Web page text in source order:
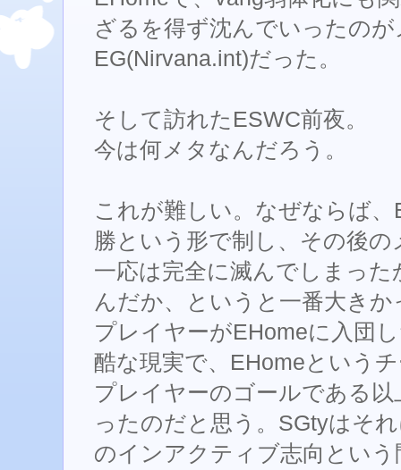
ざるを得ず沈んでいったの
EG(Nirvana.int)だった。
そして訪れたESWC前夜。
今は何メタなんだろう。
これが難しい。なぜならば
勝という形で制し、その後
一応は完全に滅んでしまっ
んだか、というと一番大き
プレイヤーがEHomeに入団
酷な現実で、EHomeという
プレイヤーのゴールである
ったのだと思う。SGtyはそ
のインアクティブ志向とい